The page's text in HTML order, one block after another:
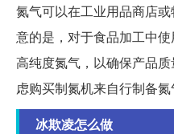
氮气可以在工业用品商店
意的是，对于食品加工中
高纯度氮气，以确保产品
虑购买制氮机来自行制备氮
冰欺凌怎么做